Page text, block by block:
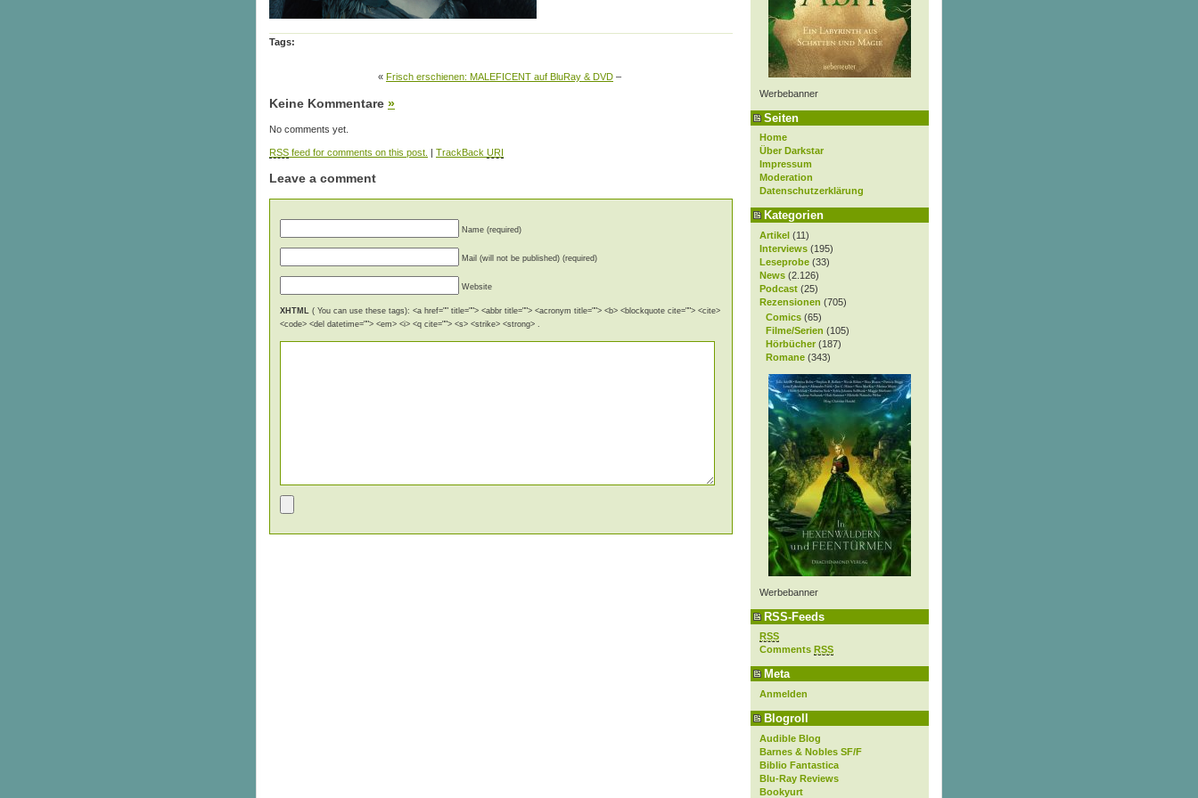
Werbebanner
Seiten
Home
Über Darkstar
Impressum
Moderation
Datenschutzerklärung
Kategorien
Artikel (11)
Interviews (195)
Leseprobe (33)
News (2.126)
Podcast (25)
Rezensionen (705)
Comics (65)
Filme/Serien (105)
Hörbücher (187)
Romane (343)
Werbebanner
RSS-Feeds
RSS
Comments RSS
Meta
Anmelden
Blogroll
Audible Blog
Barnes & Nobles SF/F
Biblio Fantastica
Blu-Ray Reviews
Bookyurt
Tags:
« Frisch erschienen: MALEFICENT auf BluRay & DVD –
Keine Kommentare »
No comments yet.
RSS feed for comments on this post. | TrackBack URI
Leave a comment
Name (required)
Mail (will not be published) (required)
Website
XHTML
( You can use these tags): <a href="" title=""> <abbr title=""> <acronym title=""> <b> <blockquote cite=""> <cite>
<code> <del datetime=""> <em> <i> <q cite=""> <s> <strike> <strong> .